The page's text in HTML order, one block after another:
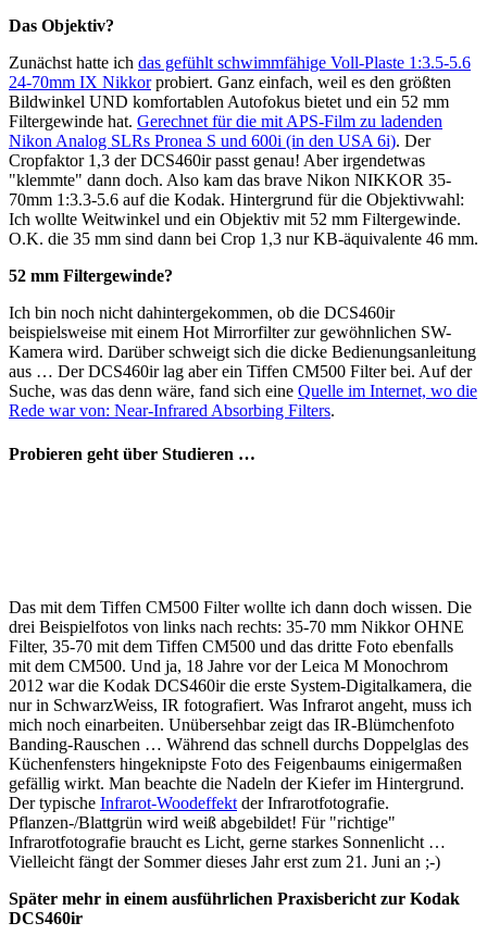
Das Objektiv?
Zunächst hatte ich das gefühlt schwimmfähige Voll-Plaste 1:3.5-5.6
24-70mm IX Nikkorprobiert. Ganz einfach, weil es den größten
Bildwinkel UND komfortablen Autofokus bietet und ein 52 mm
Filtergewinde hat. Gerechnet für die mit APS-Film zu ladenden
Nikon Analog SLRs Pronea S und 600i (in den USA 6i). Der
Cropfaktor 1,3 der DCS460ir passt genau! Aber irgendetwas
"klemmte" dann doch. Also kam das brave Nikon NIKKOR 35-
70mm 1:3.3-5.6 auf die Kodak. Hintergrund für die Objektivwahl:
Ich wollte Weitwinkel und ein Objektiv mit 52 mm Filtergewinde.
O.K. die 35 mm sind dann bei Crop 1,3 nur KB-äquivalente 46 mm.
52 mm Filtergewinde?
Ich bin noch nicht dahintergekommen, ob die DCS460ir
beispielsweise mit einem Hot Mirrorfilter zur gewöhnlichen SW-
Kamera wird. Darüber schweigt sich die dicke Bedienungsanleitung
aus … Der DCS460ir lag aber ein Tiffen CM500 Filter bei. Auf der
Suche, was das denn wäre, fand sich eine Quelle im Internet, wo die
Rede war von: Near-Infrared Absorbing Filters.
Probieren geht über Studieren …
Das mit dem Tiffen CM500 Filter wollte ich dann doch wissen. Die
drei Beispielfotos von links nach rechts: 35-70 mm Nikkor OHNE
Filter, 35-70 mit dem Tiffen CM500 und das dritte Foto ebenfalls
mit dem CM500. Und ja, 18 Jahre vor der Leica M Monochrom
2012 war die Kodak DCS460ir die erste System-Digitalkamera, die
nur in SchwarzWeiss, IR fotografiert. Was Infrarot angeht, muss ich
mich noch einarbeiten. Unübersehbar zeigt das IR-Blümchenfoto
Banding-Rauschen … Während das schnell durchs Doppelglas des
Küchenfensters hingeknipste Foto des Feigenbaums einigermaßen
gefällig wirkt. Man beachte die Nadeln der Kiefer im Hintergrund.
Der typische Infrarot-Woodeffekt der Infrarotfotografie.
Pflanzen-/Blattgrün wird weiß abgebildet! Für "richtige"
Infrarotfotografie braucht es Licht, gerne starkes Sonnenlicht …
Vielleicht fängt der Sommer dieses Jahr erst zum 21. Juni an ;-)
Später mehr in einem ausführlichen Praxisbericht zur Kodak
DCS460ir